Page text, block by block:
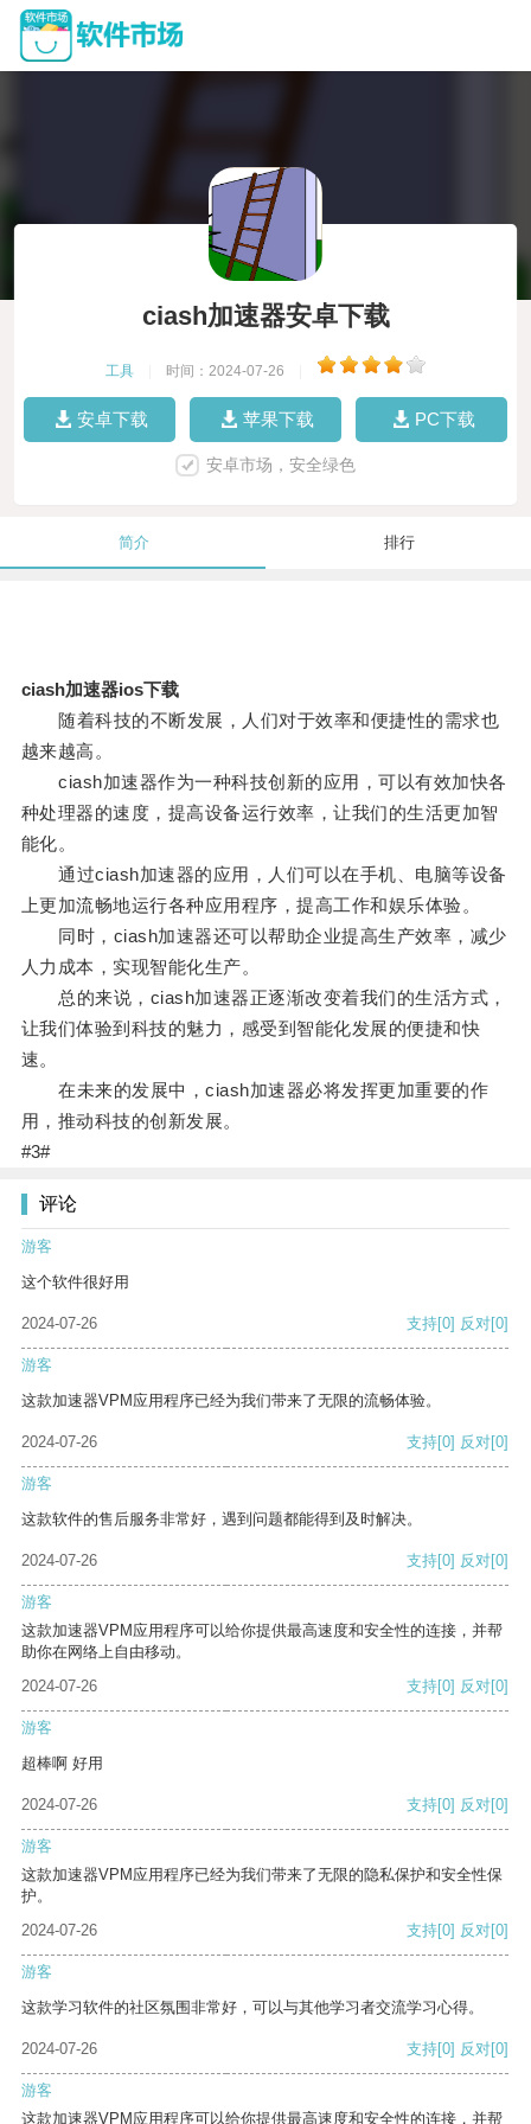
ciash加速器安卓下载
工具 时间：2024-07-26
安卓下载 苹果下载 PC下载
安卓市场，安全绿色
简介 排行
ciash加速器ios下载
随着科技的不断发展，人们对于效率和便捷性的需求也
越来越高。
ciash加速器作为一种科技创新的应用，可以有效加快各
种处理器的速度，提高设备运行效率，让我们的生活更加智
能化。
通过ciash加速器的应用，人们可以在手机、电脑等设备
上更加流畅地运行各种应用程序，提高工作和娱乐体验。
同时，ciash加速器还可以帮助企业提高生产效率，减少
人力成本，实现智能化生产。
总的来说，ciash加速器正逐渐改变着我们的生活方式，
让我们体验到科技的魅力，感受到智能化发展的便捷和快
速。
在未来的发展中，ciash加速器必将发挥更加重要的作
用，推动科技的创新发展。
#3#
评论
游客
这个软件很好用
2024-07-26 支持[0] 反对[0]
游客
这款加速器VPM应用程序已经为我们带来了无限的流畅体验。
2024-07-26 支持[0] 反对[0]
游客
这款软件的售后服务非常好，遇到问题都能得到及时解决。
2024-07-26 支持[0] 反对[0]
游客
这款加速器VPM应用程序可以给你提供最高速度和安全性的连接，并帮
助你在网络上自由移动。
2024-07-26
支持[0] 反对[0]
游客
超棒啊 好用
2024-07-26 支持[0] 反对[0]
游客
这款加速器VPM应用程序已经为我们带来了无限的隐私保护和安全性保
护。
2024-07-26
支持[0] 反对[0]
游客
这款学习软件的社区氛围非常好，可以与其他学习者交流学习心得。
2024-07-26 支持[0] 反对[0]
游客
这款加速器VPM应用程序可以给你提供最高速度和安全性的连接，并帮